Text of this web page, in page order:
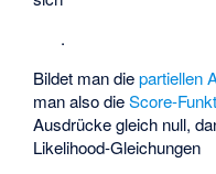
.
Bildet man diepartiellen
man also dieScore-
Ausdrücke gleich null,
Likelihood-Gleichungen